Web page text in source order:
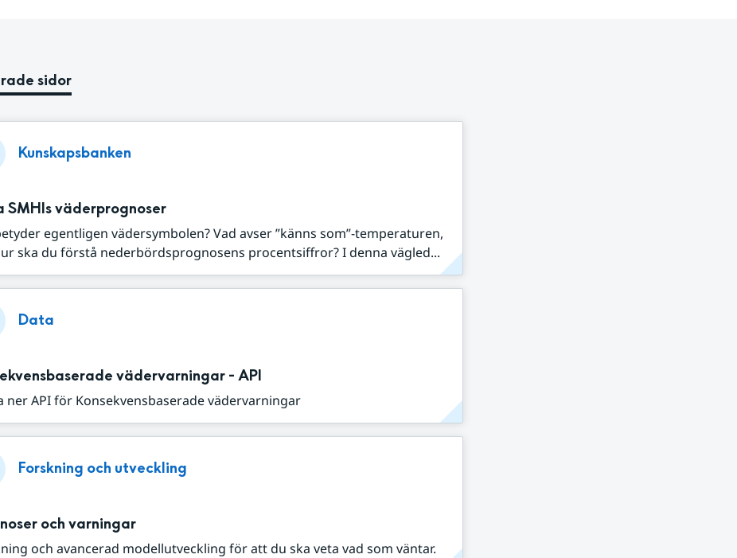
sidor
Kunskapsbanken
SMHIs väderprognoser
egentligen vädersymbolen? Vad avser ”känns som”-temperaturen,
ska du förstå nederbördsprognosens procentsiffror? I denna vägled...
Data
vädervarningar - API
ner API för Konsekvensbaserade vädervarningar
Forskning och utveckling
och varningar
och avancerad modellutveckling för att du ska veta vad som väntar.